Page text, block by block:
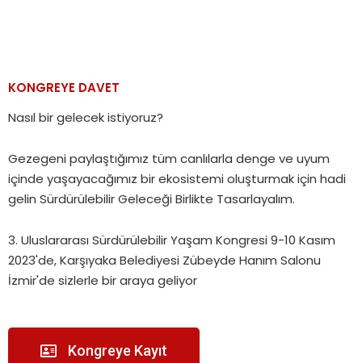
KONGREYE DAVET
Nasıl bir gelecek istiyoruz?
Gezegeni paylaştığımız tüm canlılarla denge ve uyum
içinde yaşayacağımız bir ekosistemi oluşturmak için hadi
gelin Sürdürülebilir Geleceği Birlikte Tasarlayalım.
3. Uluslararası Sürdürülebilir Yaşam Kongresi 9-10 Kasım
2023'de, Karşıyaka Belediyesi Zübeyde Hanım Salonu
İzmir'de sizlerle bir araya geliyor
Kongreye Kayıt